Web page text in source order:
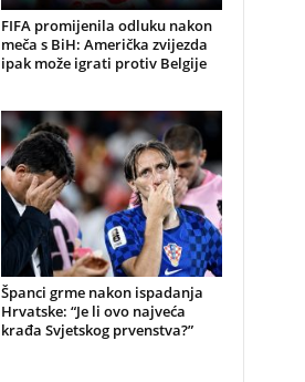
FIFA promijenila odluku nakon
meča s BiH: Američka zvijezda
ipak može igrati protiv Belgije
Španci grme nakon ispadanja
Hrvatske: “Je li ovo najveća
krađa Svjetskog prvenstva?”